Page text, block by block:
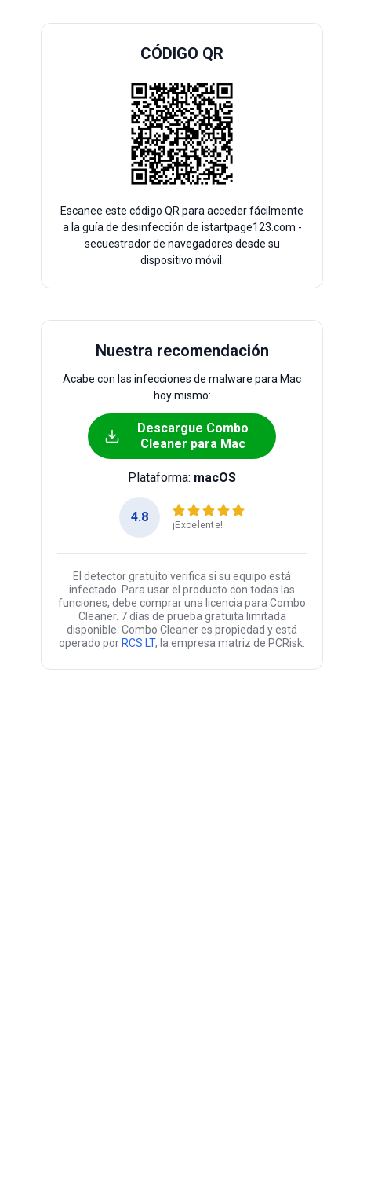
CÓDIGO QR
Escanee este código QR para acceder fácilmente
a la guía de desinfección de istartpage123.com -
secuestrador de navegadores desde su
dispositivo móvil.
Nuestra recomendación
Acabe con las infecciones de malware para Mac
hoy mismo:
Descargue Combo
Cleaner para Mac
Plataforma: macOS
4.8
¡Excelente!
El detector gratuito verifica si su equipo está
infectado. Para usar el producto con todas las
funciones, debe comprar una licencia para Combo
Cleaner. 7 días de prueba gratuita limitada
disponible. Combo Cleaner es propiedad y está
operado por RCS LT, la empresa matriz de PCRisk.